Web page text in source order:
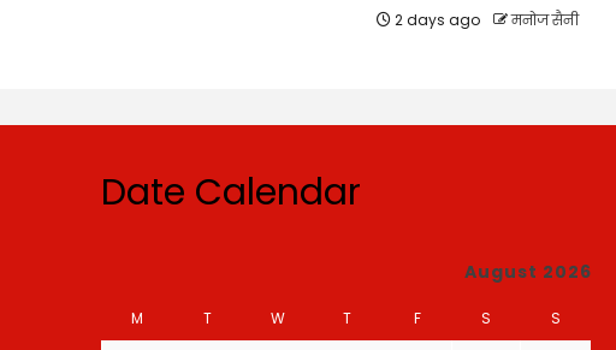
2 days ago मनोज सैनी
Date Calendar
August 2026
M T W T F S S